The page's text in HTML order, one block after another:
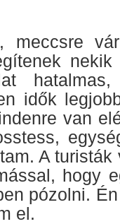
meccsre
idők
van
A
hogy
pózolni.
el.